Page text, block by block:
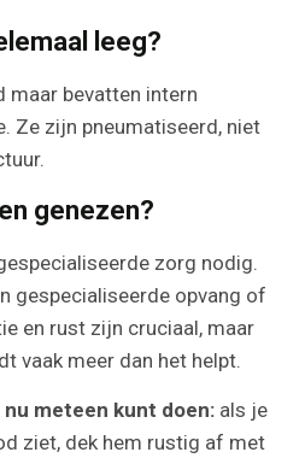
leeg?
maar bevatten intern
Ze zijn pneumatiseerd, niet
genezen?
zorg nodig.
gespecialiseerde opvang of
en rust zijn cruciaal, maar
vaak meer dan het helpt.
meteen kunt doen: als je
ziet, dek hem rustig af met